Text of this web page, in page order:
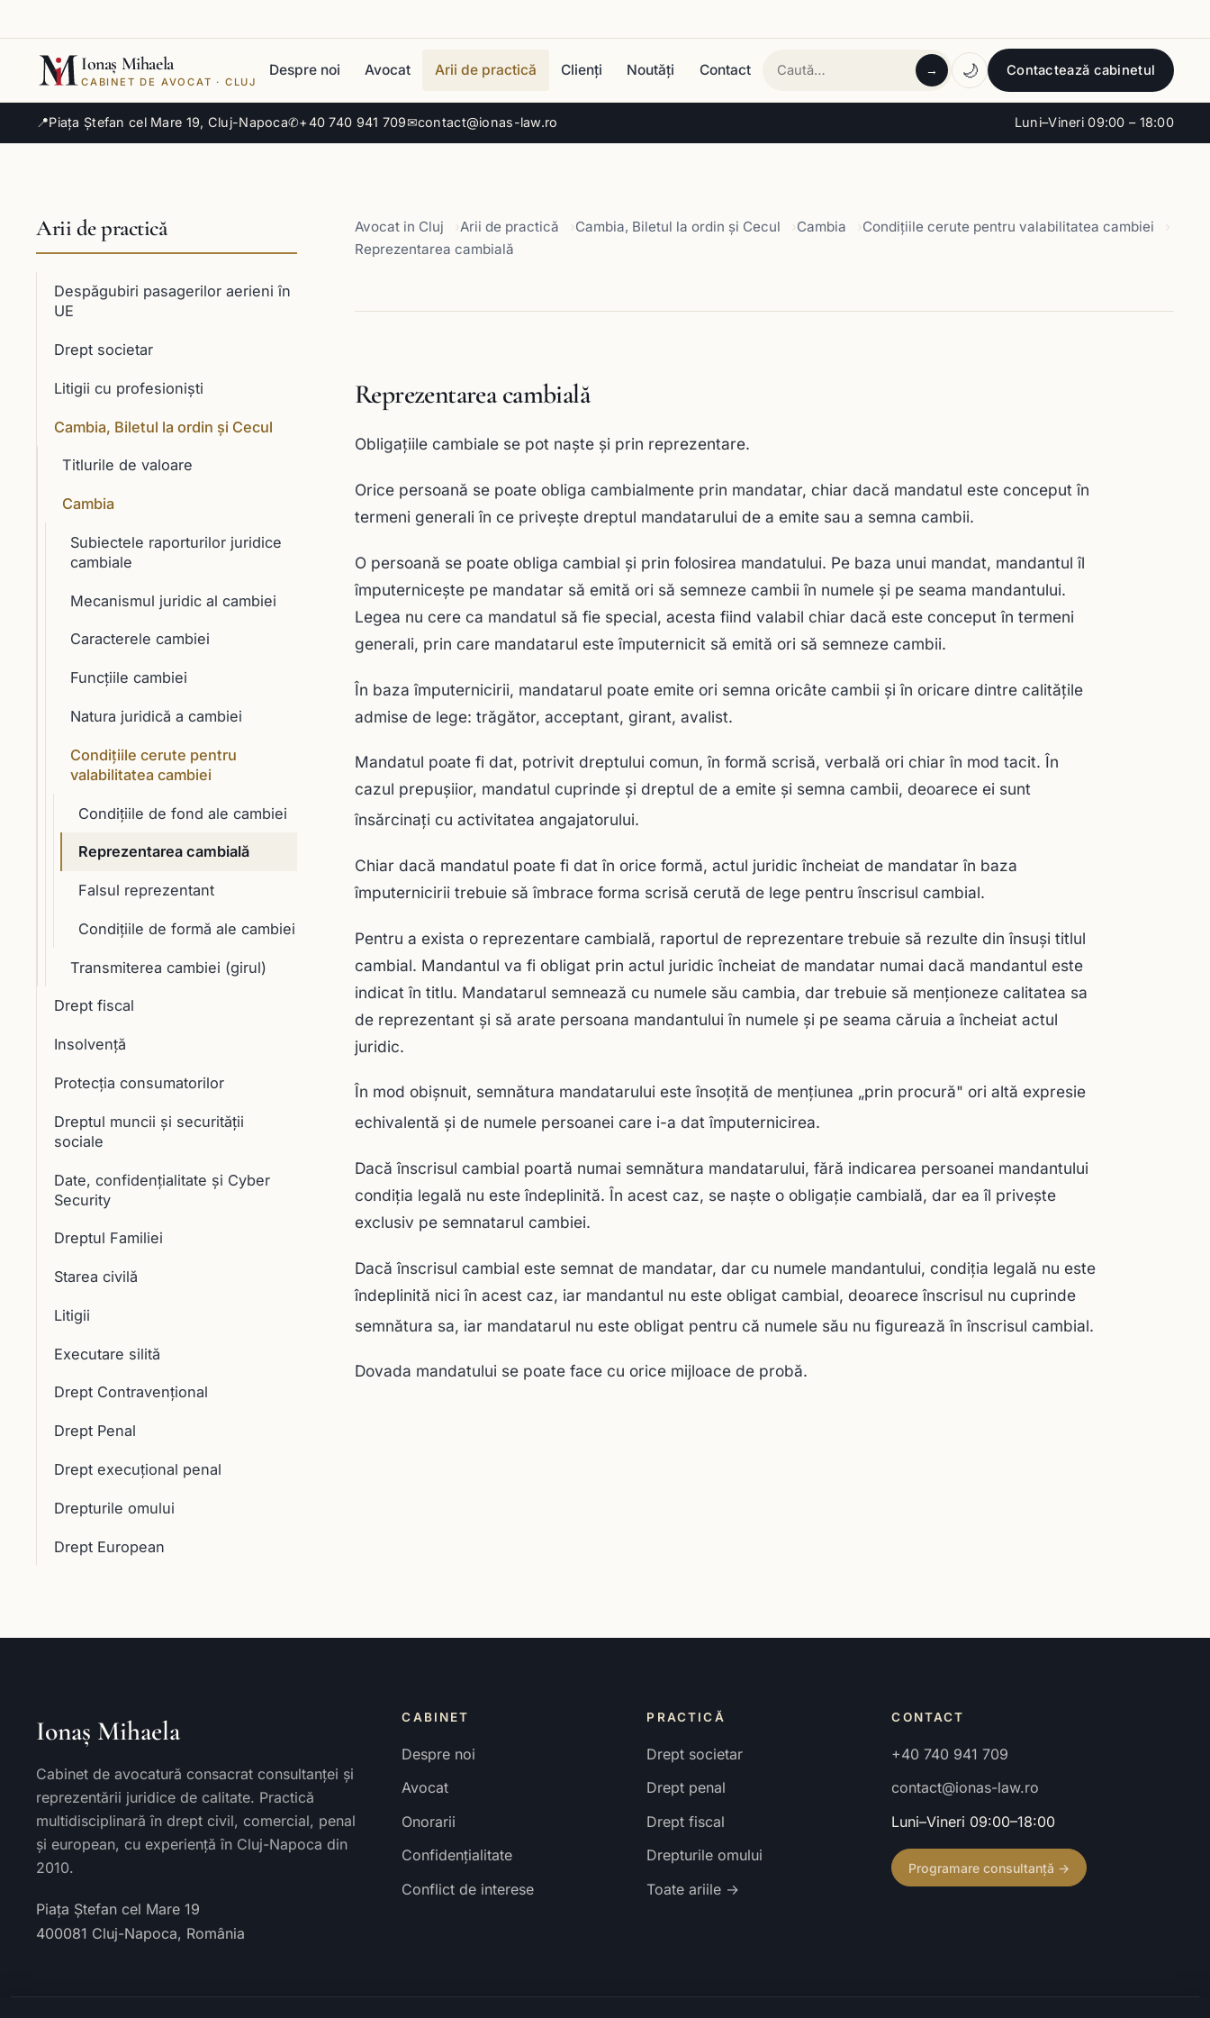
📍Piața Ștefan cel Mare 19, Cluj-Napoca✆+40 740 941 709✉contact@ionas-law.ro Luni–Vineri 09:00 – 18:00
Ionaș Mihaela
CABINET DE AVOCAT · CLUJ
Despre noi Avocat Arii de practică Clienți Noutăți Contact → 🌙 Contactează cabinetul
Arii de practică
Despăgubiri pasagerilor aerieni în
UE
Drept societar
Litigii cu profesioniști
Cambia, Biletul la ordin și Cecul
Titlurile de valoare
Cambia
Subiectele raporturilor juridice
cambiale
Mecanismul juridic al cambiei
Caracterele cambiei
Funcţiile cambiei
Natura juridică a cambiei
Condiţiile cerute pentru
valabilitatea cambiei
Condiţiile de fond ale cambiei
Reprezentarea cambială
Falsul reprezentant
Condiţiile de formă ale cambiei
Transmiterea cambiei (girul)
Drept fiscal
Insolvență
Protecția consumatorilor
Dreptul muncii și securității
sociale
Date, confidențialitate și Cyber
Security
Dreptul Familiei
Starea civilă
Litigii
Executare silită
Drept Contravențional
Drept Penal
Drept execuţional penal
Drepturile omului
Drept European
Avocat in Cluj Arii de practică Cambia, Biletul la ordin și Cecul Cambia
Condiţiile cerute pentru valabilitatea cambiei
Reprezentarea cambială
Reprezentarea cambială
Obligaţiile cambiale se pot naşte şi prin reprezentare.
Orice persoană se poate obliga cambialmente prin mandatar, chiar dacă mandatul este conceput în
termeni generali în ce priveşte dreptul mandatarului de a emite sau a semna cambii.
O persoană se poate obliga cambial şi prin folosirea mandatului. Pe baza unui mandat, mandantul îl
împuterniceşte pe mandatar să emită ori să semneze cambii în numele şi pe seama mandantului.
Legea nu cere ca mandatul să fie special, acesta fiind valabil chiar dacă este conceput în termeni
generali, prin care mandatarul este împuternicit să emită ori să semneze cambii.
În baza împuternicirii, mandatarul poate emite ori semna oricâte cambii şi în oricare dintre calităţile
admise de lege: trăgător, acceptant, girant, avalist.
Mandatul poate fi dat, potrivit dreptului comun, în formă scrisă, verbală ori chiar în mod tacit. În
cazul prepuşiior, mandatul cuprinde şi dreptul de a emite şi semna cambii, deoarece ei sunt
însărcinaţi cu activitatea angajatorului.
Chiar dacă mandatul poate fi dat în orice formă, actul juridic încheiat de mandatar în baza
împuternicirii trebuie să îmbrace forma scrisă cerută de lege pentru înscrisul cambial.
Pentru a exista o reprezentare cambială, raportul de reprezentare trebuie să rezulte din însuşi titlul
cambial. Mandantul va fi obligat prin actul juridic încheiat de mandatar numai dacă mandantul este
indicat în titlu. Mandatarul semnează cu numele său cambia, dar trebuie să menţioneze calitatea sa
de reprezentant şi să arate persoana mandantului în numele şi pe seama căruia a încheiat actul
juridic.
În mod obişnuit, semnătura mandatarului este însoţită de menţiunea „prin procură" ori altă expresie
echivalentă şi de numele persoanei care i-a dat împuternicirea.
Dacă înscrisul cambial poartă numai semnătura mandatarului, fără indicarea persoanei mandantului
condiția legală nu este îndeplinită. În acest caz, se naşte o obligaţie cambială, dar ea îl priveşte
exclusiv pe semnatarul cambiei.
Dacă înscrisul cambial este semnat de mandatar, dar cu numele mandantului, condiția legală nu este
îndeplinită nici în acest caz, iar mandantul nu este obligat cambial, deoarece înscrisul nu cuprinde
semnătura sa, iar mandatarul nu este obligat pentru că numele său nu figurează în înscrisul cambial.
Dovada mandatului se poate face cu orice mijloace de probă.
Ionaș Mihaela
Cabinet de avocatură consacrat consultanței și
reprezentării juridice de calitate. Practică
multidisciplinară în drept civil, comercial, penal
și european, cu experiență în Cluj-Napoca din
2010.
Piața Ștefan cel Mare 19
400081 Cluj-Napoca, România
CABINET
Despre noi
Avocat
Onorarii
Confidențialitate
Conflict de interese
PRACTICĂ
Drept societar
Drept penal
Drept fiscal
Drepturile omului
Toate ariile →
CONTACT
+40 740 941 709
contact@ionas-law.ro
Luni–Vineri 09:00–18:00
Programare consultanță →